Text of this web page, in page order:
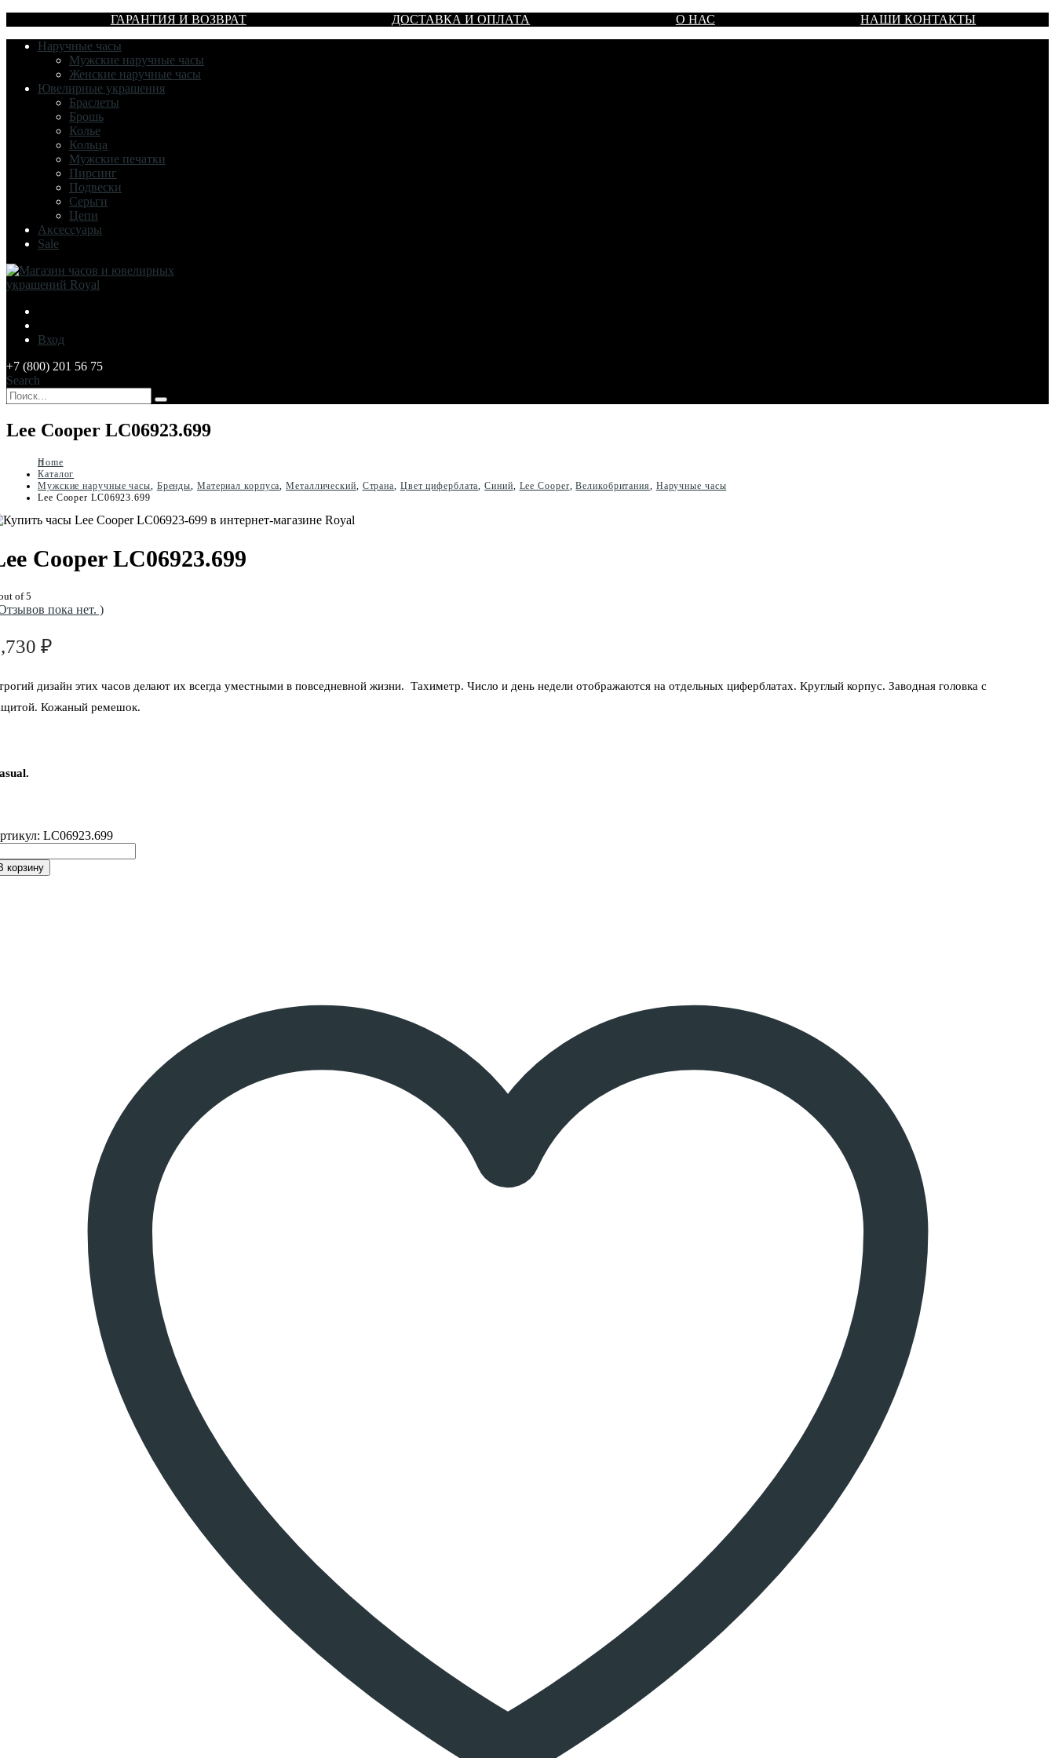
ГАРАНТИЯ И ВОЗВРАТ ДОСТАВКА И ОПЛАТА О НАС
НАШИ КОНТАКТЫ
Наручные часы
Мужские наручные часы
Женские наручные часы
Ювелирные украшения
Браслеты
Брошь
Колье
Кольца
Мужские печатки
Пирсинг
Подвески
Серьги
Цепи
Аксессуары
Sale
Вход
+7 (800) 201 56 75
Search
Lee Cooper LC06923.699
Home
Каталог
Мужские наручные часы, Бренды, Материал корпуса,Металлический, Страна, Цвет циферблата,Синий, Lee Cooper,Великобритания, Наручные часы
Lee Cooper LC06923.699
Cooper LC06923.699
of 5
пока нет. )
₽
дизайн этих часов делают их всегда уместными в повседневной жизни. Тахиметр. Число и день недели отображаются на отдельных циферблатах. Круглый корпус. Заводная головка с
Кожаный ремешок.
LC06923.699
корзину